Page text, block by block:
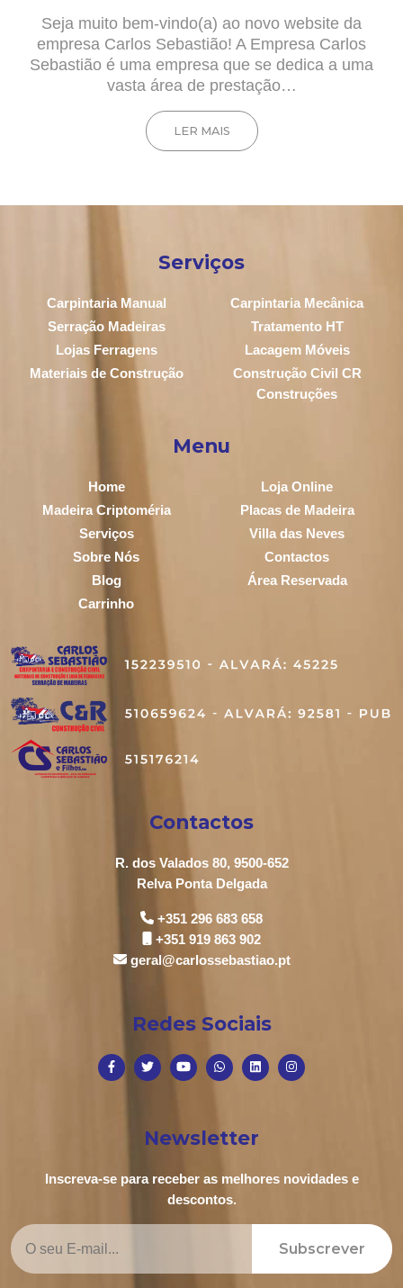
Seja muito bem-vindo(a) ao novo website da
empresa Carlos Sebastião! A Empresa Carlos
Sebastião é uma empresa que se dedica a uma
vasta área de prestação…
LER MAIS
Serviços
Carpintaria Manual
Carpintaria Mecânica
Serração Madeiras
Tratamento HT
Lojas Ferragens
Lacagem Móveis
Materiais de Construção
Construção Civil CR
Construções
Menu
Home
Loja Online
Madeira Criptoméria
Placas de Madeira
Serviços
Villa das Neves
Sobre Nós
Contactos
Blog
Área Reservada
Carrinho
Contactos
R. dos Valados 80, 9500-652
Relva Ponta Delgada
+351 296 683 658
+351 919 863 902
geral@carlossebastiao.pt
Redes Sociais
Newsletter
Inscreva-se para receber as melhores novidades e
descontos.
Subscrever